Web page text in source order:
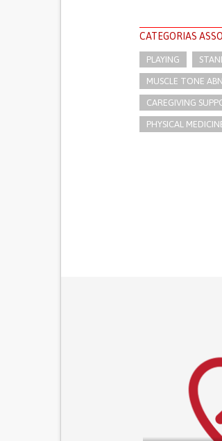
CATEGORIAS
PLAYING
MUSCLE TONE
CAREGIVING
PHYSICAL